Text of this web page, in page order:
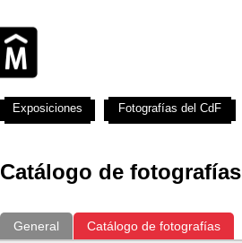
Catálogo de fotografías
General Catálogo de fotografías
Exposiciones Fotografías del CdF